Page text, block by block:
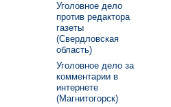
Уголовное дело
против редактора
газеты
(Свердловская
область)
Уголовное дело за
комментарии в
интернете
(Магнитогорск)